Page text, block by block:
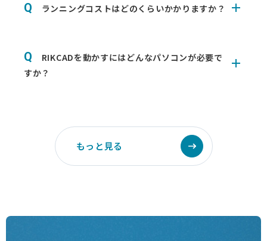
ランニングコストはどのくらいかかりますか？
RIKCADを動かすにはどんなパソコンが必要で
すか？
もっと見る